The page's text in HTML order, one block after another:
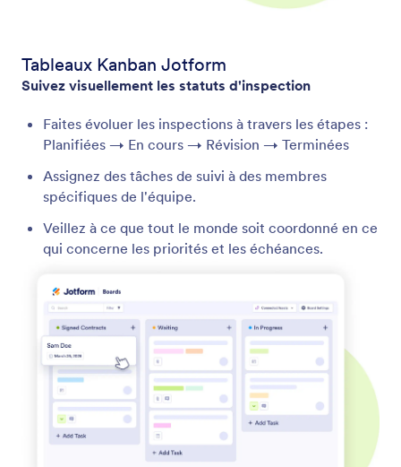
Tableaux Kanban Jotform
Suivez visuellement les statuts d'inspection
Faites évoluer les inspections à travers les étapes :
Planifiées → En cours → Révision → Terminées
Assignez des tâches de suivi à des membres
spécifiques de l'équipe.
Veillez à ce que tout le monde soit coordonné en ce
qui concerne les priorités et les échéances.